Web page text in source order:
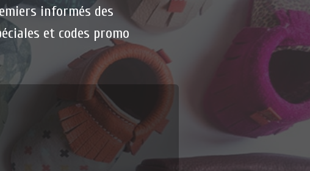
informés des
et codes promo